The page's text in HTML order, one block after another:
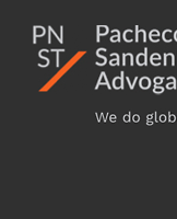
content
Additional
menu